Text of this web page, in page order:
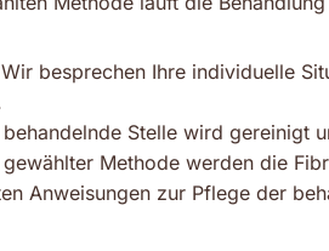
besprechen Ihre individuelle
Stelle wird gereinigt
Methode werden die
Anweisungen zur Pflege der